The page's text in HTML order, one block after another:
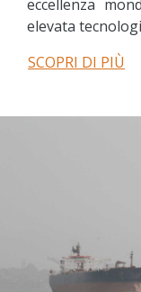
eccellenza
elevata
SCOPRI DI PIÙ